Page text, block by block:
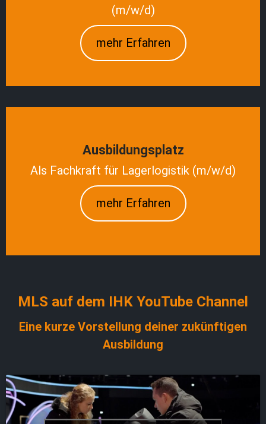
(m/w/d)
mehr Erfahren
Ausbildungsplatz
Als Fachkraft für Lagerlogistik (m/w/d)
mehr Erfahren
MLS auf dem IHK YouTube Channel
Eine kurze Vorstellung deiner zukünftigen
Ausbildung